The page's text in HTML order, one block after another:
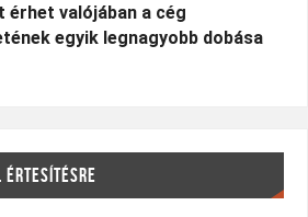
érhet valójában a cég
egyik legnagyobb dobása